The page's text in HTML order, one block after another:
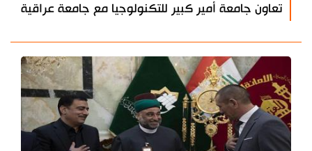
تعاون جامعة أمير كبير للتكنولوجيا مع جامعة عراقية